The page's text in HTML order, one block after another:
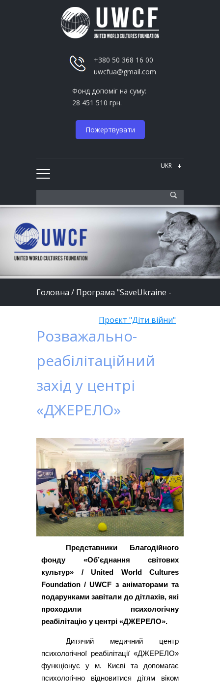
+380 50 368 16 00
uwcfua@gmail.com
Фонд допоміг на суму:
28 451 510 грн.
Пожертвувати
Головна / Програма "SaveUkraine -
Проєкт "Діти війни"
Розважально-
реабілітаційний
захід у центрі
«ДЖЕРЕЛО»
Представники Благодійного
фонду «Об’єднання світових
культур» / United World Cultures
Foundation / UWCF з аніматорами та
подарунками завітали до дітлахів, які
проходили психологічну
реабілітацію у центрі «ДЖЕРЕЛО».
Дитячий медичний центр
психологічної реабілітації «ДЖЕРЕЛО»
функціонує у м. Києві та допомагає
психологічно відновитися дітям віком